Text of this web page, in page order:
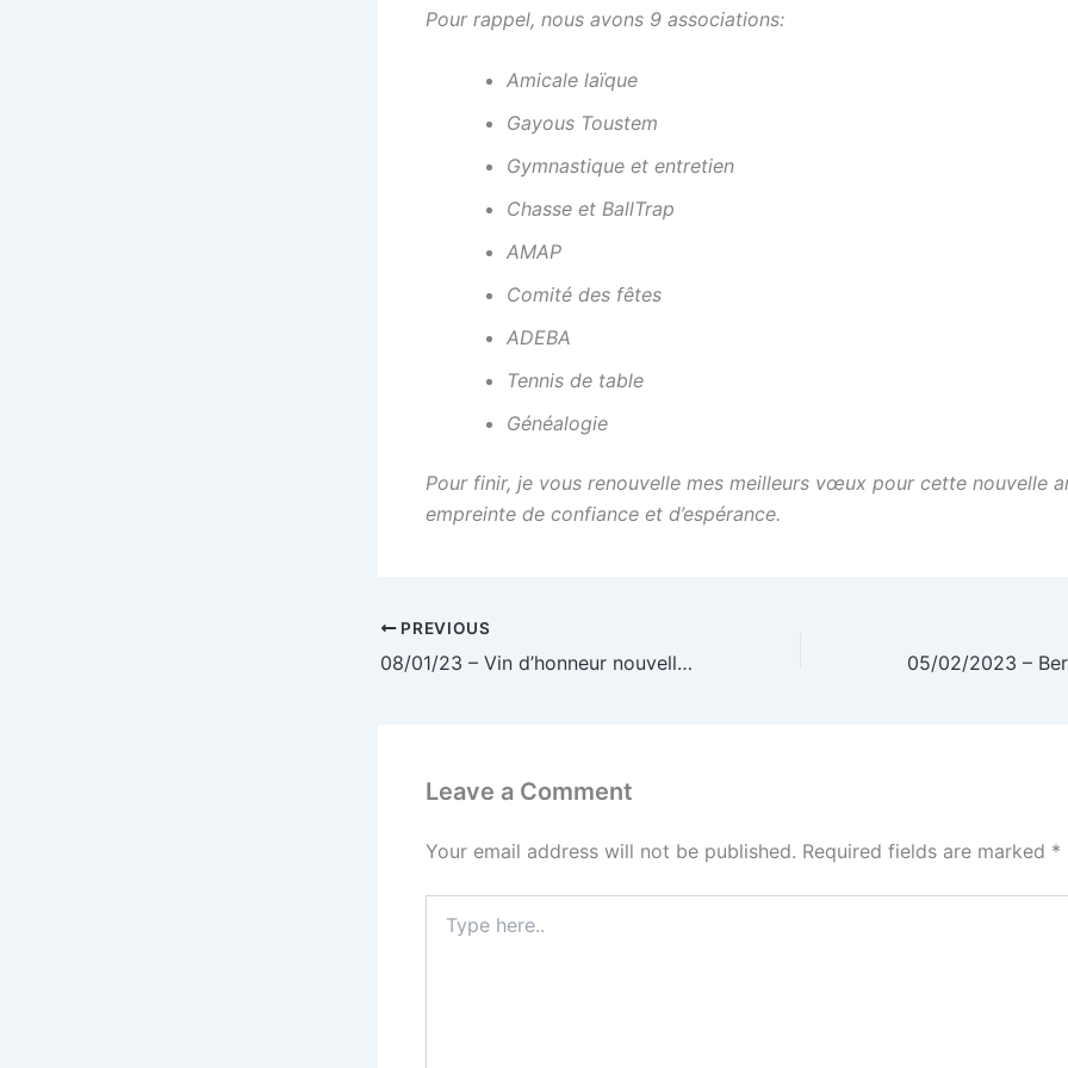
Pour rappel, nous avons 9 associations:
Amicale laïque
Gayous Toustem
Gymnastique et entretien
Chasse et BallTrap
AMAP
Comité des fêtes
ADEBA
Tennis de table
Généalogie
Pour finir, je vous renouvelle mes meilleurs vœux pour cette nouvelle
empreinte de confiance et d’espérance.
PREVIOUS
08/01/23 – Vin d’honneur nouvelle année
Leave a Comment
Your email address will not be published. Required fields are marked *
here..